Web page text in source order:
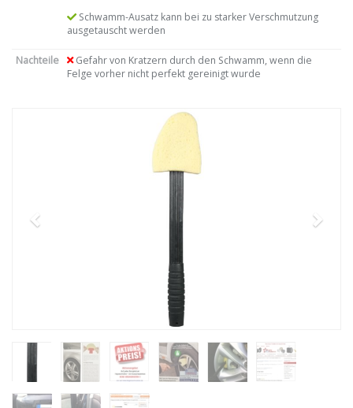
Schwamm-Ausatz kann bei zu starker Verschmutzung
ausgetauscht werden
Nachteile
Gefahr von Kratzern durch den Schwamm, wenn die
Felge vorher nicht perfekt gereinigt wurde